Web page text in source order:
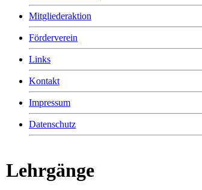
Mitgliederaktion
Förderverein
Links
Kontakt
Impressum
Datenschutz
Lehrgänge